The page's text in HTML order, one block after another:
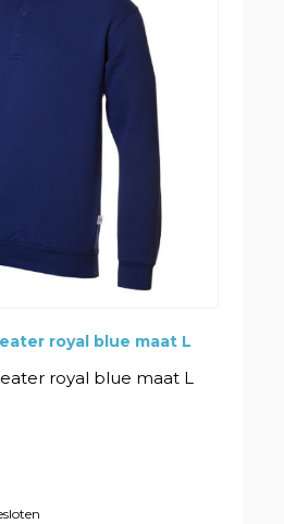
royal blue maat L
royal blue maat L